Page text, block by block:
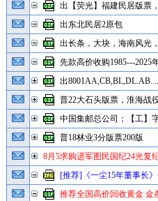
出【荧光】福建民居版票
出东北民居2原包
出长条，大块，海南风光
先款高价收购1985---2025
出
普22大石头版票，淮海战
中国集邮总公司；【工】
普18林业3分版票200版
8月5求购进军图民国纪24光复
[推荐]《一尘15年董事长
推荐全国高价回收黄金 金